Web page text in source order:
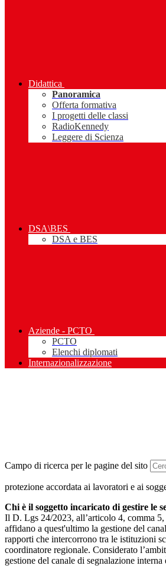
Didattica
Panoramica
Offerta formativa
I progetti delle classi
RadioKennedy
Leggere di Scienza
DSA\BES
DSA e BES
Aziende - PCTO
PCTO
Elenchi diplomati
Internazionalizzazione
Campo di ricerca per le pagine del sito
protezione accordata ai lavoratori e ai
Chi è il soggetto incaricato di gestire le
Il D. Lgs 24/2023, all’articolo 4, comma
affidano a quest'ultimo la gestione del
rapporti che intercorrono tra le istituzioni
coordinatore regionale. Considerato
gestione del canale di segnalazione